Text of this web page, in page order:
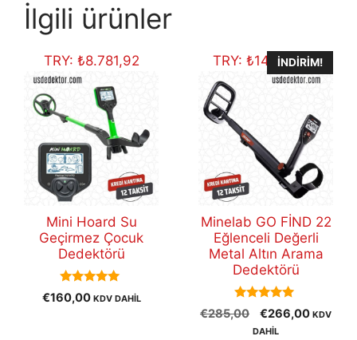
İlgili ürünler
TRY: ₺8.781,92
Mini Hoard Su
Geçirmez Çocuk
Dedektörü
5.00
out of 5
€160,00 KDV DAHİL
TRY: ₺14.599,94
İNDIRIM!
Minelab GO FİND 22
Eğlenceli Değerli
Metal Altın Arama
Dedektörü
5.00
out of 5
€285,00
Orijinal
fiyat:
€266,00Şu
KDV
DAHİL